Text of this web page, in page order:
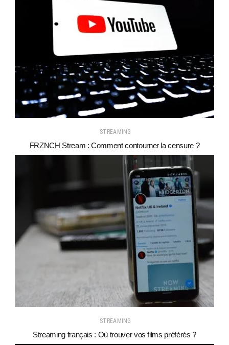
STREAMING
FRZNCH Stream : Comment contourner la censure ?
STREAMING
Streaming français : Où trouver vos films préférés ?